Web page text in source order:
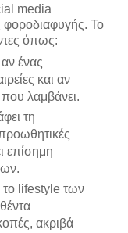
media
φοροδιαφυγής. Το
όπως:
ένας
και αν
λαμβάνει.
τη
επίσημη
το lifestyle των
ακριβά